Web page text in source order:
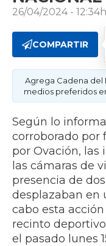
26/04/2024 -
COMPARTIR
Agrega Cadena del
medios preferidos
Según lo
corroborado por
por Ovación, las
las cámaras de
presencia de
desplazaban en
cabo esta
recinto
el pasado lunes